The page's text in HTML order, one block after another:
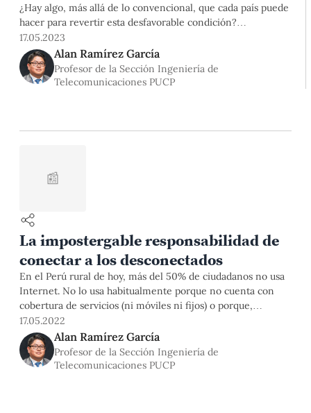
¿Hay algo, más allá de lo convencional, que cada país puede
hacer para revertir esta desfavorable condición?
Posiblemente, la respuesta no esté en lo que estos puedan
hacer individualmente (que es mucho, pero no suficiente),
sino en lo que puedan hacer cooperando entre sí. Sobre
17.05.2023
Alan Ramírez García
Profesor de la Sección Ingeniería de
Telecomunicaciones PUCP
📰
La impostergable responsabilidad de
conectar a los desconectados
En el Perú rural de hoy, más del 50% de ciudadanos no usa
Internet. No lo usa habitualmente porque no cuenta con
cobertura de servicios (ni móviles ni fijos) o porque,
encontrándose en zonas con cobertura, su disposición de
pago o su interés genuino por este servicio son limitados y,
en cualquier caso, el acceso
17.05.2022
Alan Ramírez García
Profesor de la Sección Ingeniería de
Telecomunicaciones PUCP